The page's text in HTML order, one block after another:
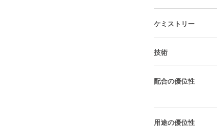
ケミストリー
技術
配合の優位性
用途の優位性